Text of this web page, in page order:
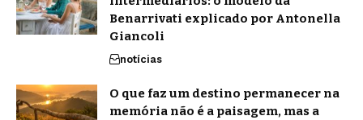
Benarrivati explicado por Antonella
Giancoli
notícias
O que faz um destino permanecer na
memória não é a paisagem, mas a